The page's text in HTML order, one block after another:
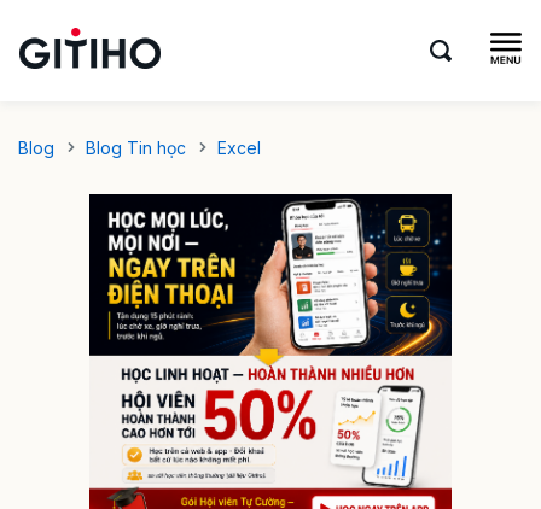
Blog Blog Tin học Excel